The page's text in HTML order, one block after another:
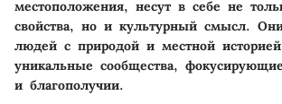
местоположения, несут в себе не
свойства, но и культурный смысл.
людей с природой и местной
уникальные сообщества,
и благополучии.